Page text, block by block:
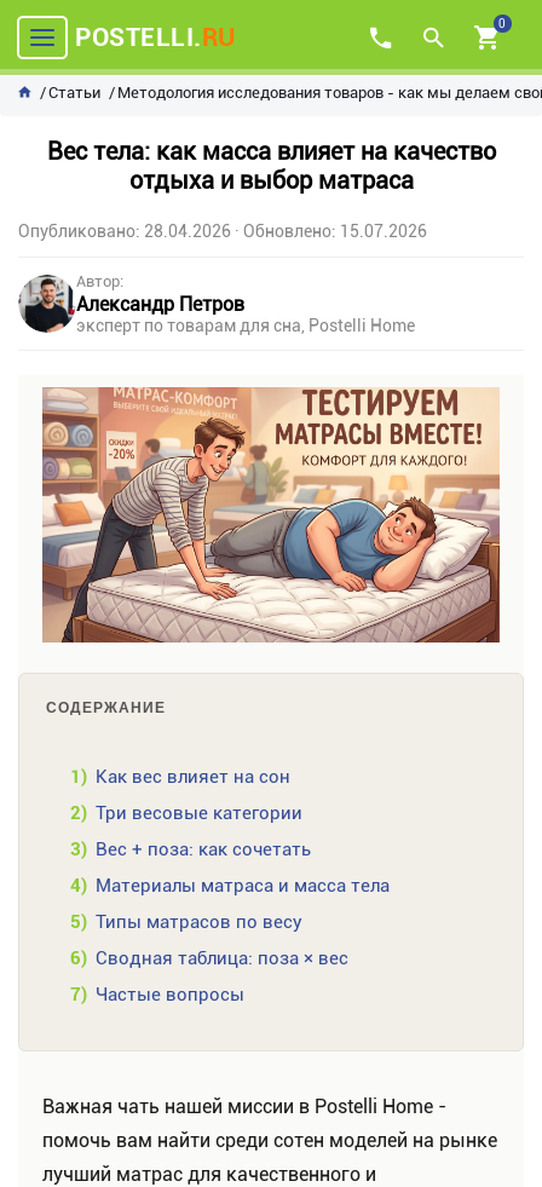
POSTELLI.RU 0
Статьи Методология исследования товаров - как мы делаем
Вес тела: как масса влияет на качество
отдыха и выбор матраса
Опубликовано: 28.04.2026 · Обновлено: 15.07.2026
Автор:
Александр Петров
эксперт по товарам для сна, Postelli Home
СОДЕРЖАНИЕ
1) Как вес влияет на сон
2) Три весовые категории
3) Вес + поза: как сочетать
4) Материалы матраса и масса тела
5) Типы матрасов по весу
6) Сводная таблица: поза × вес
7) Частые вопросы
Важная чать нашей миссии в Postelli Home -
помочь вам найти среди сотен моделей на рынке
лучший матрас для качественного и